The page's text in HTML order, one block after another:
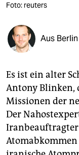
shop
fragen & hilfe
unterstützen
genossenschaft
epaper login
Foto: reuters
Aus Berlin
Es ist ein alter
Antony Blinken,
Missionen der
Der
Atomabkommen